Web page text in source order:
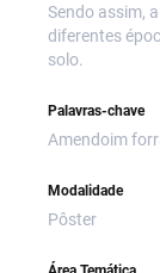
Sendo assim,
diferentes
solo.
Palavras-chave
Amendoim
Modalidade
Pôster